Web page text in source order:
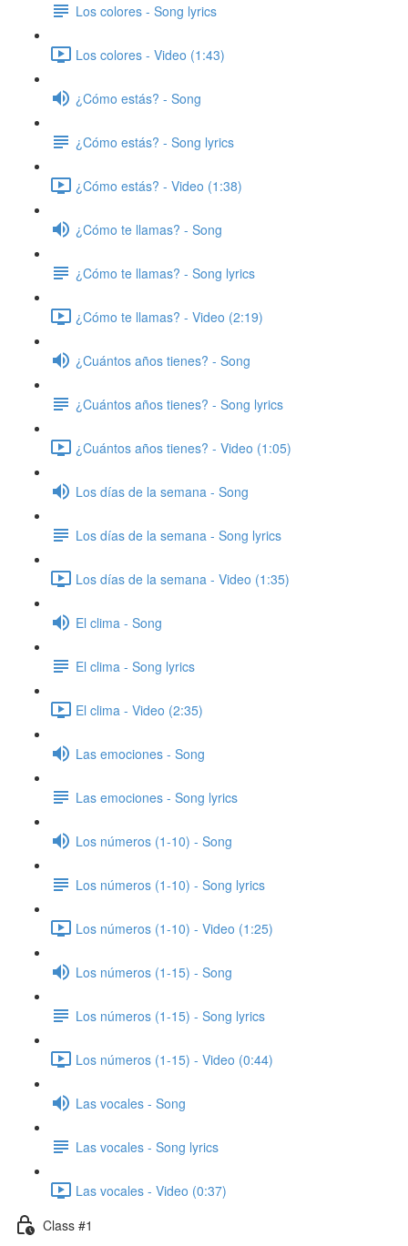
Los colores - Song lyrics
Los colores - Video (1:43)
¿Cómo estás? - Song
¿Cómo estás? - Song lyrics
¿Cómo estás? - Video (1:38)
¿Cómo te llamas? - Song
¿Cómo te llamas? - Song lyrics
¿Cómo te llamas? - Video (2:19)
¿Cuántos años tienes? - Song
¿Cuántos años tienes? - Song lyrics
¿Cuántos años tienes? - Video (1:05)
Los días de la semana - Song
Los días de la semana - Song lyrics
Los días de la semana - Video (1:35)
El clima - Song
El clima - Song lyrics
El clima - Video (2:35)
Las emociones - Song
Las emociones - Song lyrics
Los números (1-10) - Song
Los números (1-10) - Song lyrics
Los números (1-10) - Video (1:25)
Los números (1-15) - Song
Los números (1-15) - Song lyrics
Los números (1-15) - Video (0:44)
Las vocales - Song
Las vocales - Song lyrics
Las vocales - Video (0:37)
Class #1